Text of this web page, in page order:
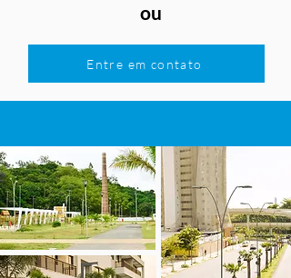
ou
Entre em contato